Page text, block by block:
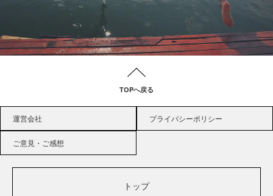
TOPへ戻る
運営会社 プライバシーポリシー
ご意見・ご感想
トップ